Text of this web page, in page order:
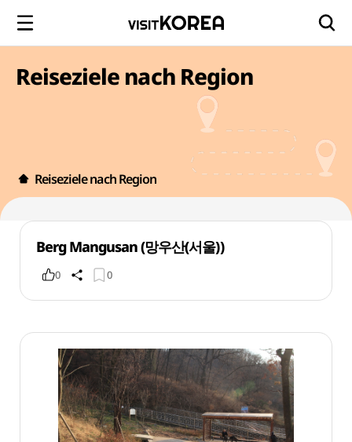
Reiseziele nach Region
Reiseziele nach Region
Berg Mangusan (망우산(서울))
0 0